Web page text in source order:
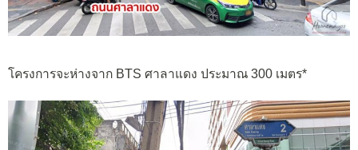
โครงการจะห่างจาก BTS ศาลาแดง ประมาณ 300 เมตร*